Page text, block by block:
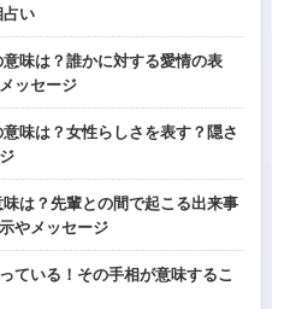
占い
味は？誰かに対する愛情の表
ッセージ
味は？女性らしさを表す？隠さ
は？先輩との間で起こる出来事
やメッセージ
ている！その手相が意味するこ